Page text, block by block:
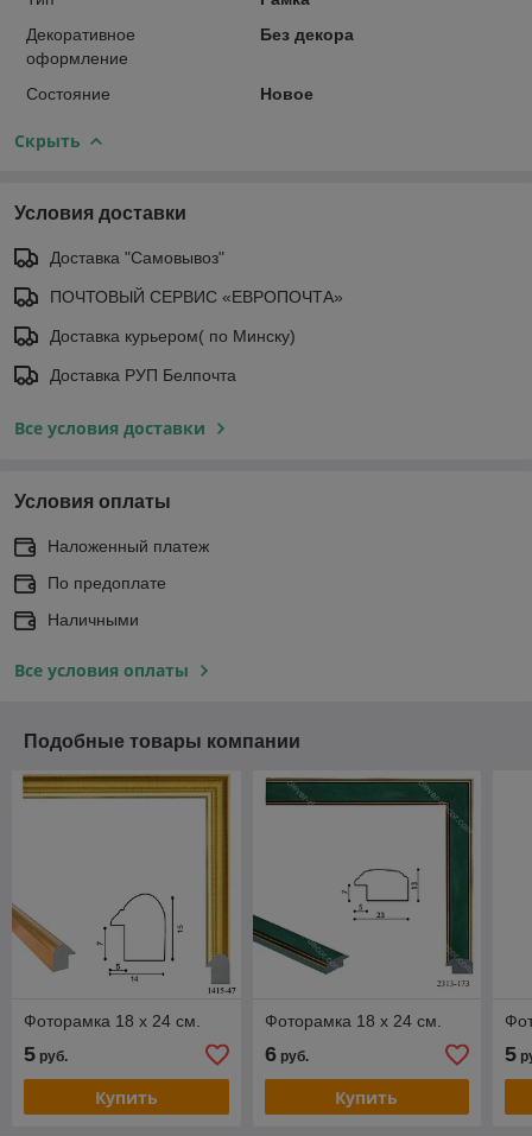
Декоративное
оформление
Без декора
Состояние Новое
Скрыть
Условия доставки
Доставка "Самовывоз"
ПОЧТОВЫЙ СЕРВИС «ЕВРОПОЧТА»
Доставка курьером( по Минску)
Доставка РУП Белпочта
Все условия доставки
Условия оплаты
Наложенный платеж
По предоплате
Наличными
Все условия оплаты
Подобные товары компании
Фоторамка 18 х 24 см.
5 руб.
Купить
Фоторамка 18 х 24 см.
6руб.
Купить
5